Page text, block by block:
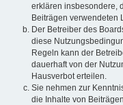
erklären insbesondere,
Beiträgen verwendeten
Der Betreiber des
diese
Regeln kann der
dauerhaft von der
Hausverbot erteilen.
Sie nehmen zur
die Inhalte von